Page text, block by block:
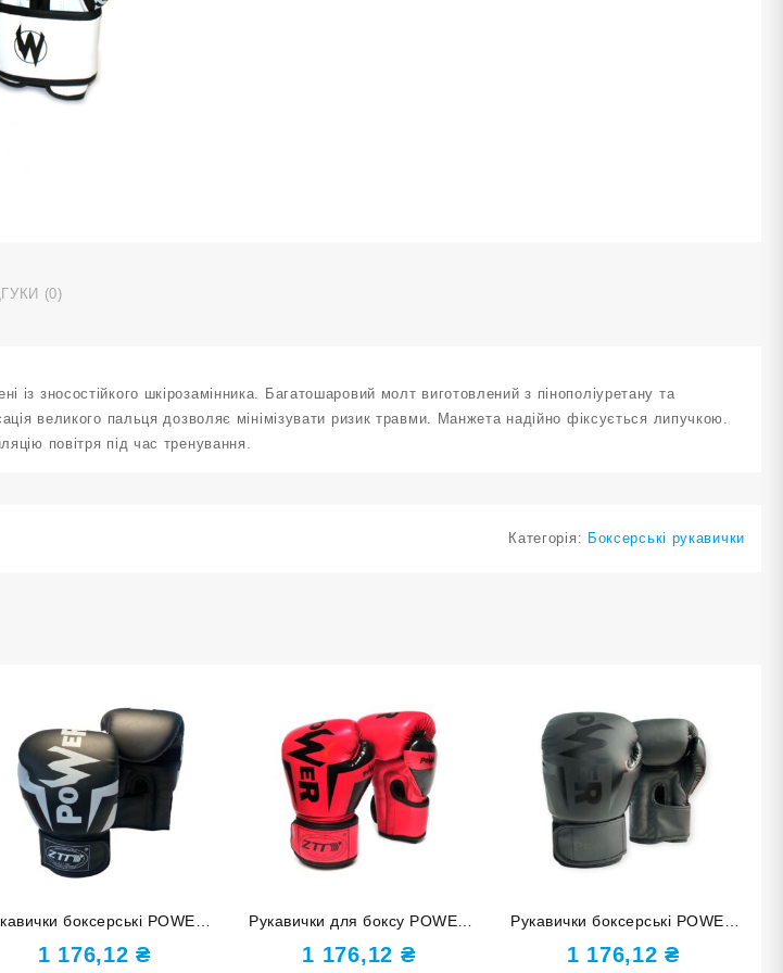
(0)
із зносостійкого шкірозамінника. Багатошаровий молт виготовлений з пінополіуретану та
великого пальця дозволяє мінімізувати ризик травми. Манжета надійно фіксується липучкою.
повітря під час тренування.
Категорія: Боксерські рукавички
боксерські POWER
з білими елементами 12
унцій ZTQ-116 ЧБ-12
1 176,12₴
Рукавички для боксу POWER
14 унцій червоні ZTQ-116К-14
1 176,12 ₴
Рукавички боксерські POWER
чорні 10 унцій Q116-Black-10
1 176,12₴